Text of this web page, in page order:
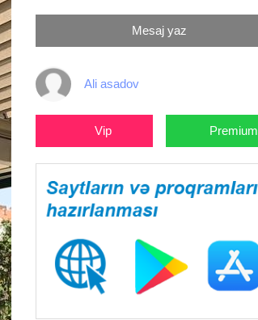
Mesaj yaz
Ali asadov
Vip Premium